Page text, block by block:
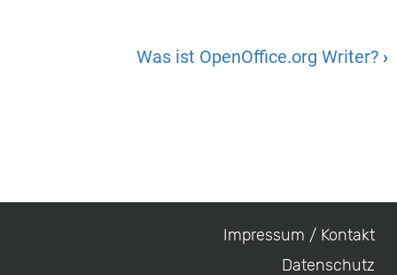
Was ist OpenOffice.org Writer? ›
Impressum / Kontakt
Datenschutz